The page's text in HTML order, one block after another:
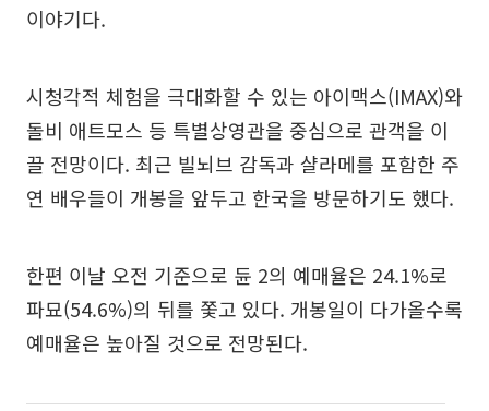
이야기다.
시청각적 체험을 극대화할 수 있는 아이맥스(IMAX)와
돌비 애트모스 등 특별상영관을 중심으로 관객을 이
끌 전망이다. 최근 빌뇌브 감독과 샬라메를 포함한 주
연 배우들이 개봉을 앞두고 한국을 방문하기도 했다.
한편 이날 오전 기준으로 듄 2의 예매율은 24.1%로
파묘(54.6%)의 뒤를 쫓고 있다. 개봉일이 다가올수록
예매율은 높아질 것으로 전망된다.